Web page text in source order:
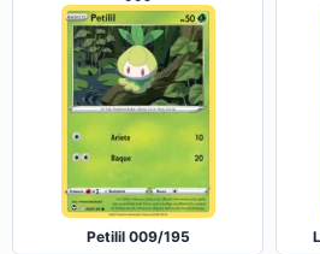
Petilil 009/195